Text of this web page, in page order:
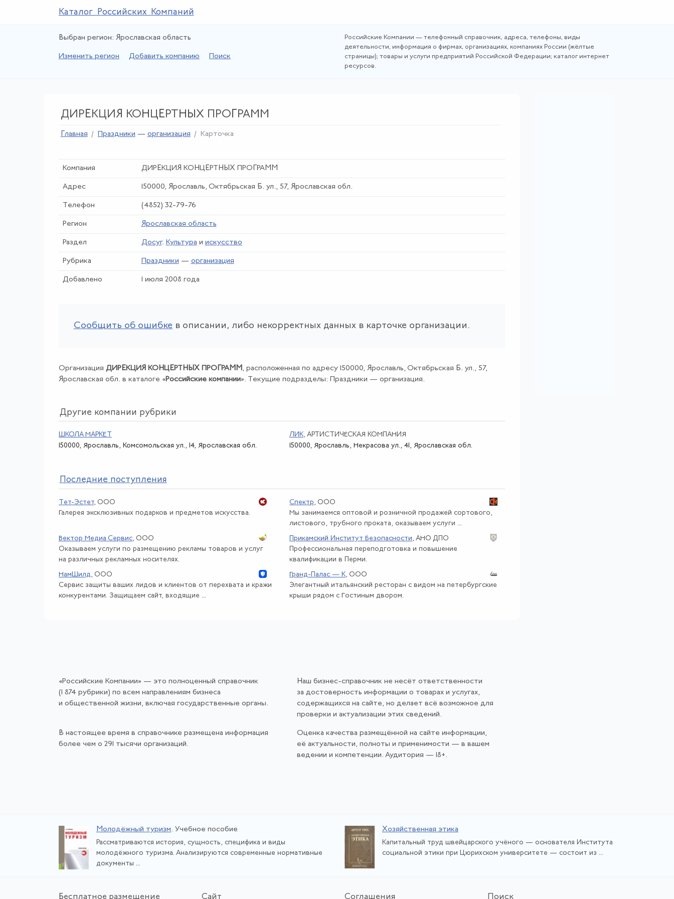
Каталог Российских Компаний
Выбран регион: Ярославская область
Изменить регион Добавить компанию Поиск
Российские Компании — телефонный справочник, адреса, телефоны, виды
деятельности, информация о фирмах, организациях, компаниях России (жёлтые
страницы); товары и услуги предприятий Российской Федерации; каталог интернет
ресурсов.
ДИРЕКЦИЯ КОНЦЕРТНЫХ ПРОГРАММ
Главная Праздники — организация Карточка
Компания ДИРЕКЦИЯ КОНЦЕРТНЫХ ПРОГРАММ
Адрес 150000, Ярославль, Октябрьская Б. ул., 57, Ярославская обл.
Телефон (4852) 32-79-76
Регион Ярославская область
Раздел Досуг. Культура и искусство
Рубрика Праздники — организация
Добавлено 1 июля 2008 года
Сообщить об ошибке в описании, либо некорректных данных в карточке организации.
Организация ДИРЕКЦИЯ КОНЦЕРТНЫХ ПРОГРАММ , расположенная по адресу 150000, Ярославль, Октябрьская Б. ул., 57,
Ярославская обл. в каталоге «Российские компании». Текущие подразделы: Праздники — организация.
Другие компании рубрики
ШКОЛА МАРКЕТ
150000, Ярославль, Комсомольская ул., 14, Ярославская обл.
ЛИК, АРТИСТИЧЕСКАЯ КОМПАНИЯ
150000, Ярославль, Некрасова ул., 41, Ярославская обл.
Последние поступления
Тет-Эстет, ООО
Галерея эксклюзивных подарков и предметов искусства.
Спектр , ООО
Мы занимаемся оптовой и розничной продажей сортового,
листового, трубного проката, оказываем услуги ...
Вектор Медиа Сервис, ООО
Оказываем услуги по размещению рекламы товаров и услуг
на различных рекламных носителях.
Прикамский Институт Безопасности , АНО ДПО
Профессиональная переподготовка и повышение
квалификации в Перми.
НамШилд , ООО
Сервис защиты ваших лидов и клиентов от перехвата и кражи
конкурентами. Защищаем сайт, входящие ...
Гранд-Палас — К, ООО
Элегантный итальянский ресторан с видом на петербургские
крыши рядом с Гостиным двором.
«Российские Компании» — это полноценный справочник
(1 874 рубрики) по всем направлениям бизнеса
и общественной жизни, включая государственные органы.
Наш бизнес-справочник не несёт ответственности
за достоверность информации о товарах и услугах,
содержащихся на сайте, но делает всё возможное для
проверки и актуализации этих сведений.
В настоящее время в справочнике размещена информация
более чем о 291 тысячи организаций.
Оценка качества размещённой на сайте информации,
её актуальности, полноты и применимости — в вашем
ведении и компетенции. Аудитория — 18+.
Молодёжный туризм. Учебное пособие
Рассматриваются история, сущность, специфика и виды
молодёжного туризма. Анализируются современные нормативные
документы ...
Хозяйственная этика
Капитальный труд швейцарского учёного — основателя Института
социальной этики при Цюрихском университете — состоит из ...
Бесплатное размещение Сайт Соглашения Поиск